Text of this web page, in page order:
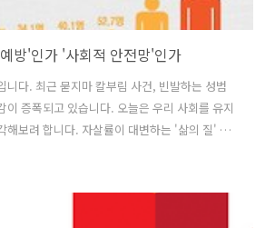
방'인가 '사회적 안전망'인가
니다. 최근 묻지마 칼부림 사건, 빈발하는 성범
이 증폭되고 있습니다. 오늘은 우리 사회를 유지
해보려 합니다. 자살률이 대변하는 '삶의 질' 얼
의 질’이 경제협력개발기구(OECD) 회원국 중
분석한 ‘삶의 질’ 조사에서 10점 만점에 4.2점을